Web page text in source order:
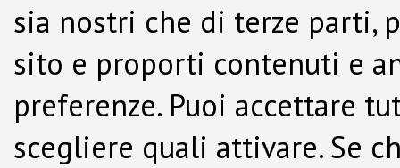
sia nostri che di terze parti,
sito e proporti contenuti e
preferenze. Puoi accettare
scegliere quali attivare. Se